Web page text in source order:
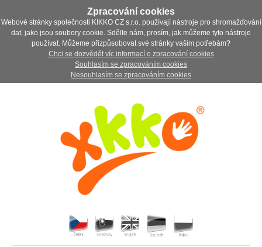
Zpracování cookies
Webové stránky společnosti KIKKO CZ s.r.o. používají nástroje pro shromažďování
dat, jako jsou soubory cookie. Sdělte nám, prosím, jak můžeme tyto nástroje
používat. Můžeme přizpůsobovat své stránky vašim potřebám?
Chci se dozvědět víc informací o zpracování cookies
Souhlasím se zpracováním cookies
Nesouhlasím se zpracováním cookies